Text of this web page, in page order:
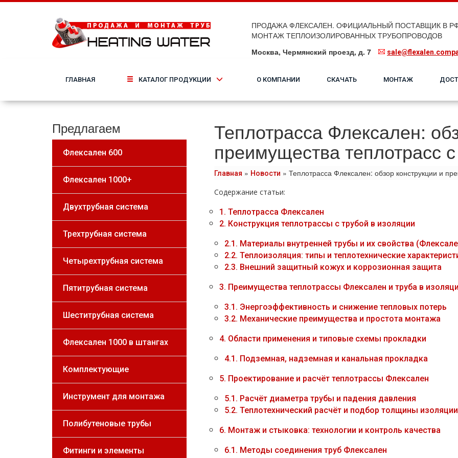
ПРОДАЖА ФЛЕКСАЛЕН. ОФИЦИАЛЬНЫЙ ПОСТАВЩИК В
МОНТАЖ ТЕПЛОИЗОЛИРОВАННЫХ ТРУБОПРОВОДОВ
Москва, Чермянский проезд, д. 7
ГЛАВНАЯ КАТАЛОГ ПРОДУКЦИИ О КОМПАНИИ СКАЧАТЬ МОНТАЖ
Предлагаем
Флексален 600
Флексален 1000+
Двухтрубная система
Трехтрубная система
Четырехтрубная система
Пятитрубная система
Шеститрубная система
Флексален 1000 в штангах
Комплектующие
Инструмент для монтажа
Полибутеновые трубы
Фитинги и элементы
Теплотрасса Флексален:
преимущества теплотрасс
Главная » Новости » Теплотрасса Флексален: обзор конструкции и
Содержание статьи:
1. Теплотрасса Флексален
2. Конструкция теплотрассы с трубой в изоляции
2.1. Материалы внутренней трубы и их свойства
2.2. Теплоизоляция: типы и теплотехнические
2.3. Внешний защитный кожух и коррозионная защита
3. Преимущества теплотрассы Флексален и труба в
3.1. Энергоэффективность и снижение тепловых потерь
3.2. Механические преимущества и простота монтажа
4. Области применения и типовые схемы прокладки
4.1. Подземная, надземная и канальная прокладка
5. Проектирование и расчёт теплотрассы Флексален
5.1. Расчёт диаметра трубы и падения давления
5.2. Теплотехнический расчёт и подбор толщины изоляции
6. Монтаж и стыковка: технологии и контроль качества
6.1. Методы соединения труб Флексален